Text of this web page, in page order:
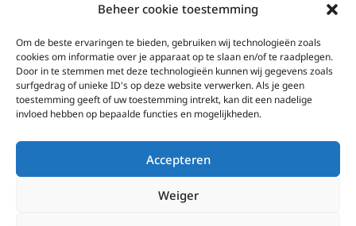
Beheer cookie toestemming
Om de beste ervaringen te bieden, gebruiken wij technologieën zoals
cookies om informatie over je apparaat op te slaan en/of te raadplegen.
Door in te stemmen met deze technologieën kunnen wij gegevens zoals
surfgedrag of unieke ID's op deze website verwerken. Als je geen
toestemming geeft of uw toestemming intrekt, kan dit een nadelige
invloed hebben op bepaalde functies en mogelijkheden.
Accepteren
Weiger
Wonen
Info
Contacteer ons